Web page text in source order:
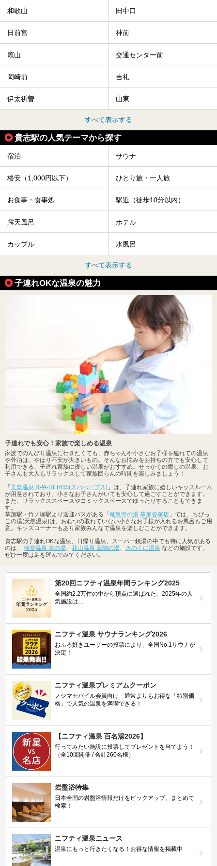
和歌山 田中口
日前宮 神前
竈山 交通センター前
岡崎前 吉礼
伊太祈曽 山東
すべて表示する
貴志駅の人気テーマから探す
宿泊 サウナ
格安（1,000円以下） ひとり旅・一人旅
お食事・食事処 駅近（徒歩10分以内）
露天風呂 ホテル
カップル 水風呂
すべて表示する
子連れOKな温泉の魅力
子連れでも安心！家族で楽しめる温泉
家族でのんびり温泉に行きたくても、赤ちゃんや小さなお子様を連れての温泉
や外泊は、やはり不安が大きいもの。そんなお悩みをお持ちの方でも安心して
利用できる、子連れ家族に優しい温泉がおすすめ。せっかくの癒しの温泉、お
子さんも大人もリラックスして家族団らんの時間を楽しみましょう！
「美楽温泉 SPA-HERBS(スパハーブス) 」は、子連れ家族に嬉しいキッズルーム
が用意されており、小さなお子さんがいても安心して過ごすことができます。
また、リラックススペースやコミックスペースでゆったりすることもできま
す。
草加駅・竹ノ塚駅より送迎バスがある「竜泉寺の湯 草加谷塚店 」では、ちびっ
この湯(天然温泉)は、おむつの取れていない小さなお子様が入れるお風呂もご用
意。キッズコーナーもあり家族みんなで温泉を楽しむことができます。
貴志駅の子連れOKな温泉、日帰り温泉、スーパー銭湯の中でも特に人気がある
のは、 極楽温泉 幸の湯 花山温泉 薬師の湯 きのくに温泉 などの施設です。
ぜひ一度は足を運んでみてください。
第20回ニフティ温泉年間ランキング2025
全国約2.2万件の中から頂点に選ばれた、2025年の人
気施設は…
ニフティ温泉 サウナランキング2026
おふろ好きユーザーの投票により、全国No.1サウナが
決定！
ニフティ温泉プレミアムクーポン
ノジマモバイル会員向け 通常よりもお得な「特別価
格」で人気の温泉を満喫できる！
【ニフティ温泉 百名湯2026】
行ってみたい施設に投票してプレゼントを当てよう！
（全10回開催 / 合計260名様）
岩盤浴特集
日本全国の岩盤浴情報だけをピックアップ。まとめて
検索！
ニフティ温泉ニュース
温泉にもっと行きたくなる！お得な情報を掲載中